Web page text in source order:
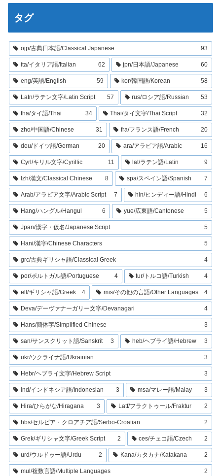
タグ
ojp/古典日本語/Classical Japanese 93
ita/イタリア語/Italian 62 jpn/日本語/Japanese 60
eng/英語/English 59 kor/韓国語/Korean 58
Latn/ラテン文字/Latin Script 57 rus/ロシア語/Russian 53
tha/タイ語/Thai 34 Thai/タイ文字/Thai Script 32
zho/中国語/Chinese 31 fra/フランス語/French 20
deu/ドイツ語/German 20 ara/アラビア語/Arabic 16
Cyrl/キリル文字/Cyrillic 11 lat/ラテン語/Latin 9
lzh/漢文/Classical Chinese 8 spa/スペイン語/Spanish 7
Arab/アラビア文字/Arabic Script 7 hin/ヒンディー語/Hindi 6
Hang/ハングル/Hangul 6 yue/広東語/Cantonese 5
Jpan/漢字・仮名/Japanese Script 5
Hani/漢字/Chinese Characters 5
grc/古典ギリシャ語/Classical Greek 4
por/ポルトガル語/Portuguese 4 tur/トルコ語/Turkish 4
ell/ギリシャ語/Greek 4 mis/その他の言語/Other Languages 4
Deva/デーヴァナーガリー文字/Devanagari 4
Hans/簡体字/Simplified Chinese 3
san/サンスクリット語/Sanskrit 3 heb/ヘブライ語/Hebrew 3
ukr/ウクライナ語/Ukrainian 3
Hebr/ヘブライ文字/Hebrew Script 3
ind/インドネシア語/Indonesian 3 msa/マレー語/Malay 3
Hira/ひらがな/Hiragana 3 Latf/フラクトゥール/Fraktur 2
hbs/セルビア・クロアチア語/Serbo-Croatian 2
Grek/ギリシャ文字/Greek Script 2 ces/チェコ語/Czech 2
urd/ウルドゥー語/Urdu 2 Kana/カタカナ/Katakana 2
mul/複数言語/Multiple Languages 2